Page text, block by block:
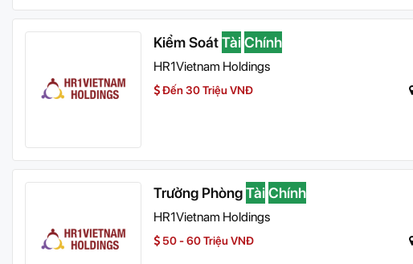
Kiểm SoátTàiChính
HR1Vietnam Holdings
Đến 30 Triệu VNĐ
Trưởng PhòngTàiChính
HR1Vietnam Holdings
50 - 60 Triệu VNĐ